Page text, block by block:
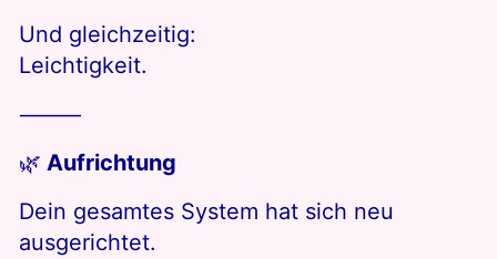
Und gleichzeitig:
Leichtigkeit.
⸻
🌿 Aufrichtung
Dein gesamtes System hat sich neu
ausgerichtet.